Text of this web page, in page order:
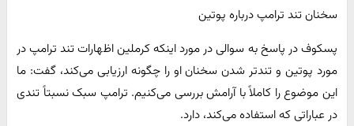
سخنان تند ترامپ درباره پوتین
پسکوف در پاسخ به سوالی در مورد اینکه کرملین اظهارات تند ترامپ در
مورد پوتین و تندتر شدن سخنان او را چگونه ارزیابی می‌کند، گفت: ما
این موضوع را کاملاً با آرامش بررسی می‌کنیم. ترامپ سبک نسبتاً تندی
در عباراتی که استفاده می‌کند، دارد.